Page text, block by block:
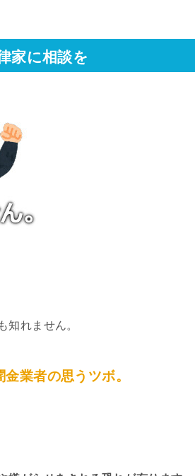
家に相談を
知れません。
業者の思うツボ。